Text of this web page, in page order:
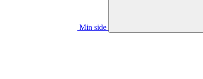
Min side